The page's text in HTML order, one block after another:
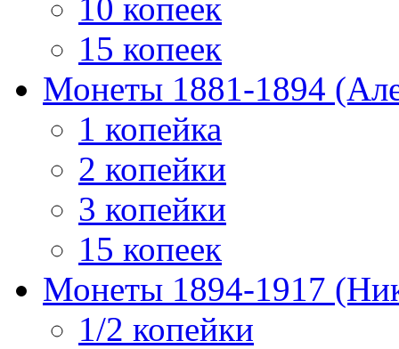
10 копеек
15 копеек
Монеты 1881-1894
1 копейка
2 копейки
3 копейки
15 копеек
Монеты 1894-1917
1/2 копейки